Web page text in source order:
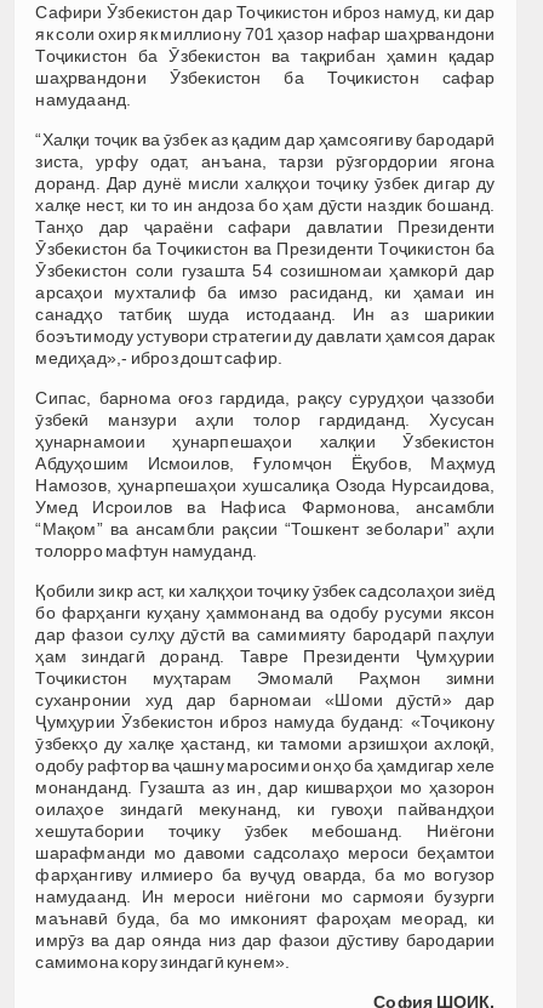
Сафири Ӯзбекистон дар Тоҷикистон иброз намуд, ки дар
як соли охир як миллиону 701 ҳазор нафар шаҳрвандони
Тоҷикистон ба Ӯзбекистон ва тақрибан ҳамин қадар
шаҳрвандони Ӯзбекистон ба Тоҷикистон сафар
намудаанд.
“Халқи тоҷик ва ӯзбек аз қадим дар ҳамсоягиву бародарӣ
зиста, урфу одат, анъана, тарзи рӯзгордории ягона
доранд. Дар дунё мисли халқҳои тоҷику ӯзбек дигар ду
халқе нест, ки то ин андоза бо ҳам дӯсти наздик бошанд.
Танҳо дар ҷараёни сафари давлатии Президенти
Ӯзбекистон ба Тоҷикистон ва Президенти Тоҷикистон ба
Ӯзбекистон соли гузашта 54 созишномаи ҳамкорӣ дар
арсаҳои мухталиф ба имзо расиданд, ки ҳамаи ин
санадҳо татбиқ шуда истодаанд. Ин аз шарикии
боэътимоду устувори стратегии ду давлати ҳамсоя дарак
медиҳад»,- иброз дошт сафир.
Сипас, барнома оғоз гардида, рақсу сурудҳои ҷаззоби
ӯзбекӣ манзури аҳли толор гардиданд. Хусусан
ҳунарнамоии ҳунарпешаҳои халқии Ӯзбекистон
Абдуҳошим Исмоилов, Ғуломҷон Ёқубов, Маҳмуд
Намозов, ҳунарпешаҳои хушсалиқа Озода Нурсаидова,
Умед Исроилов ва Нафиса Фармонова, ансамбли
“Мақом” ва ансамбли рақсии “Тошкент зеболари” аҳли
толорро мафтун намуданд.
Қобили зикр аст, ки халқҳои тоҷику ӯзбек садсолаҳои зиёд
бо фарҳанги куҳану ҳаммонанд ва одобу русуми яксон
дар фазои сулҳу дӯстӣ ва самимияту бародарӣ паҳлуи
ҳам зиндагӣ доранд. Тавре Президенти Ҷумҳурии
Тоҷикистон муҳтарам Эмомалӣ Раҳмон зимни
суханронии худ дар барномаи «Шоми дӯстӣ» дар
Ҷумҳурии Ӯзбекистон иброз намуда буданд: «Тоҷикону
ӯзбекҳо ду халқе ҳастанд, ки тамоми арзишҳои ахлоқӣ,
одобу рафтор ва ҷашну маросими онҳо ба ҳамдигар хеле
монанданд. Гузашта аз ин, дар кишварҳои мо ҳазорон
оилаҳое зиндагӣ мекунанд, ки гувоҳи пайвандҳои
хешутабории тоҷику ӯзбек мебошанд. Ниёгони
шарафманди мо давоми садсолаҳо мероси беҳамтои
фарҳангиву илмиеро ба вуҷуд оварда, ба мо вогузор
намудаанд. Ин мероси ниёгони мо сармояи бузурги
маънавӣ буда, ба мо имконият фароҳам меорад, ки
имрӯз ва дар оянда низ дар фазои дӯстиву бародарии
самимона кору зиндагӣ кунем».
София ШОИК,